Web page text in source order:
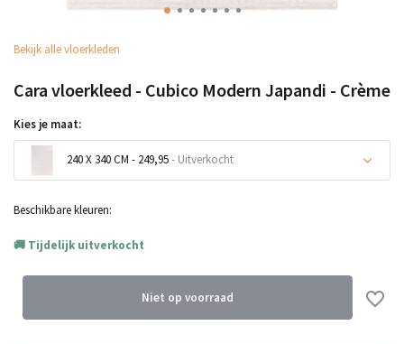
Bekijk alle vloerkleden
Cara vloerkleed - Cubico Modern Japandi - Crème
Kies je maat:
240 X 340 CM - 249,95- Uitverkocht
Beschikbare kleuren:
Tijdelijk uitverkocht
Niet op voorraad